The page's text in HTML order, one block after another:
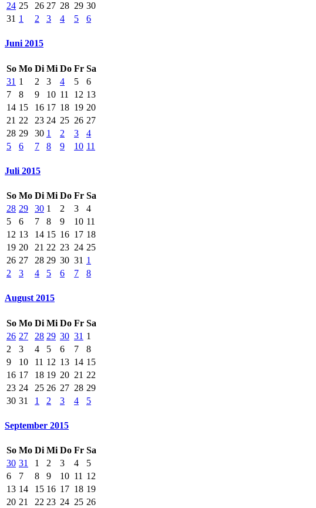
24 25 26 27 28 29 30
31 1 2 3 4 5 6
Juni 2015
So Mo Di Mi Do Fr Sa
31 1 2 3 4 5
6
7
8 9 10 11 12 13
14 15 16 17 18 19 20
21 22 23 24 25 26 27
28 29 30 1 2 3
4
5
6 7 8 9 10 11
Juli 2015
So Mo Di Mi Do Fr Sa
28 29 30 1 2 3
4
5
6 7 8 9 10 11
12 13 14 15 16 17 18
19 20 21 22 23 24 25
26 27 28 29 30 31 1
2
3 4 5 6 7 8
August 2015
So Mo Di Mi Do Fr Sa
26 27 28 29 30 31 1
2
3 4 5 6 7
8
9
10 11 12 13 14 15
16 17 18 19 20 21 22
23 24 25 26 27 28 29
30 31 1 2 3 4 5
September 2015
So Mo Di Mi Do Fr Sa
30 31 1 2 3 4
5
6
7 8 9 10 11 12
13 14 15 16 17 18 19
20 21 22 23 24 25 26